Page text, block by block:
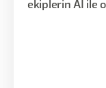
ekiplerin AI ile